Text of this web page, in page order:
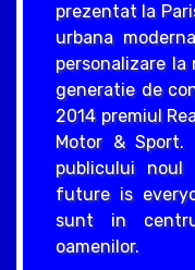
prezentat la
urbana
personalizare
generatie de
2014 premiul
Motor & Sport.
publicului
future is
sunt in
oamenilor.